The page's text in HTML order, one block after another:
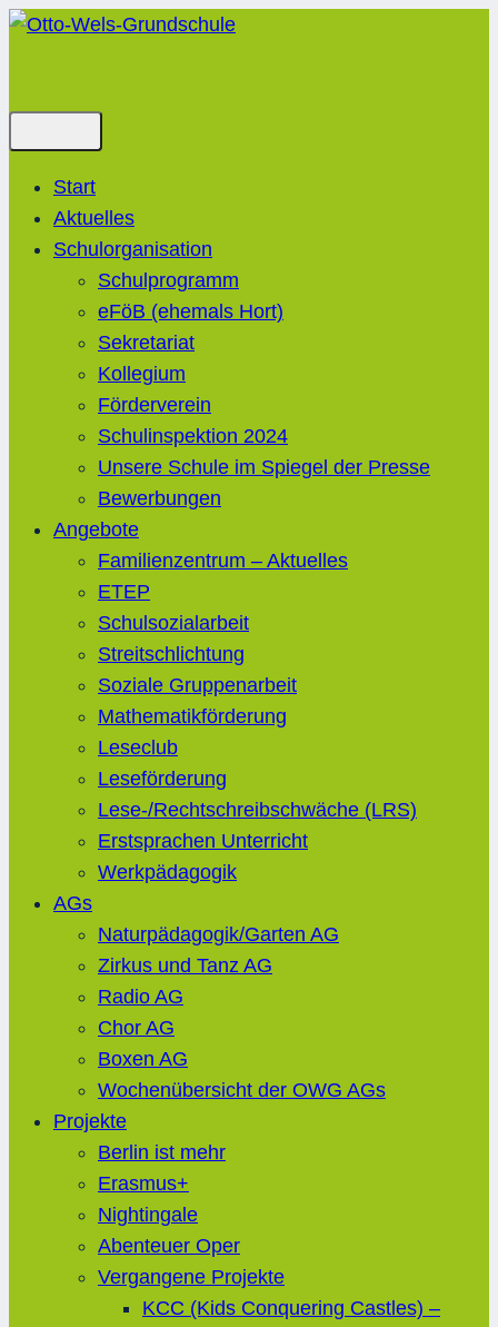
Zum
Start
Aktuelles
Schulorganisation
Schulprogramm
eFöB (ehemals Hort)
Sekretariat
Kollegium
Förderverein
Schulinspektion 2024
Unsere Schule im Spiegel der Presse
Bewerbungen
Angebote
Familienzentrum – Aktuelles
ETEP
Schulsozialarbeit
Streitschlichtung
Soziale Gruppenarbeit
Mathematikförderung
Leseclub
Leseförderung
Lese-/Rechtschreibschwäche (LRS)
Erstsprachen Unterricht
Werkpädagogik
AGs
Naturpädagogik/Garten AG
Zirkus und Tanz AG
Radio AG
Chor AG
Boxen AG
Wochenübersicht der OWG AGs
Projekte
Berlin ist mehr
Erasmus+
Nightingale
Abenteuer Oper
Vergangene Projekte
KCC (Kids Conquering Castles) –